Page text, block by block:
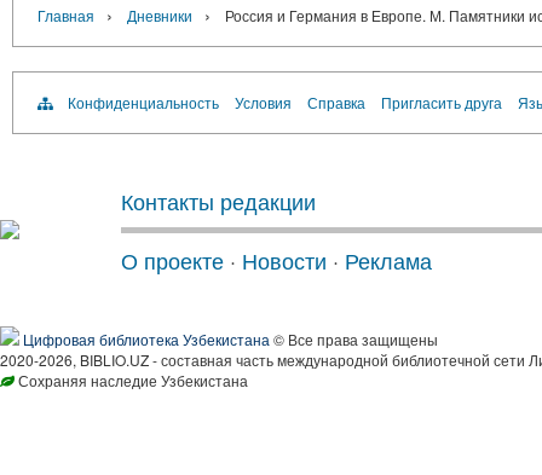
Главная › Дневники › Россия и Германия в Европе. М. Памятники
Конфиденциальность Условия Справка Пригласить друга
Контакты редакции
О проекте · Новости · Реклама
Цифровая библиотека Узбекистана © Все права защищены
2020-2026, BIBLIO.UZ - составная часть международной библиотечной сети
Сохраняя наследие Узбекистана